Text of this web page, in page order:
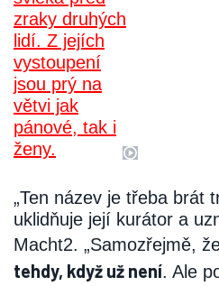
„Ten název je třeba brát
uklidňuje její kurátor a
Macht2. „Samozřejmě,
tehdy, když už není. Ale